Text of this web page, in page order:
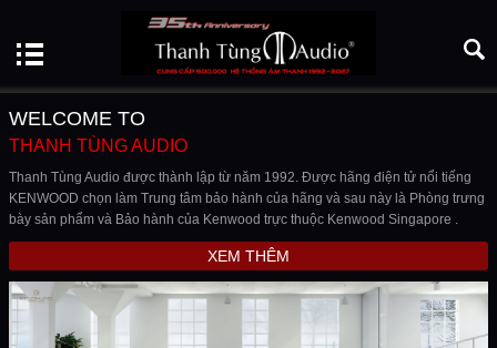
WELCOME TO
THANH TÙNG AUDIO
Thanh Tùng Audio được thành lập từ năm 1992. Được hãng điện tử nổi tiếng
KENWOOD chọn làm Trung tâm bảo hành của hãng và sau này là Phòng trưng
bày sản phẩm và Bảo hành của Kenwood trực thuộc Kenwood Singapore .
XEM THÊM